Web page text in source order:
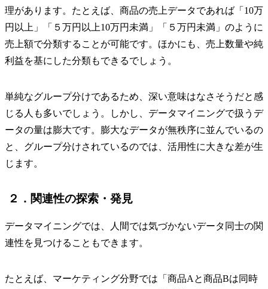
理があります。たとえば、商品の売上データであれば「10万
円以上」「５万円以上10万円未満」「５万円未満」のように
売上額で分類することが可能です。ほかにも、売上数量や純
利益を基にした分類もできるでしょう。
単純なグループ分けであるため、深い意味はなさそうだと感
じる人も多いでしょう。しかし、データマイニングで扱うデ
ータの量は膨大です。膨大なデータが無秩序に並んでいるの
と、グループ分けされているのでは、活用性に大きな差が生
じます。
２．関連性の探索・発見
データマイニングでは、人間では気づかないデータ同士の関
連性を見つけることもできます。
たとえば、マーケティング分野では「商品Aと商品Bは同時